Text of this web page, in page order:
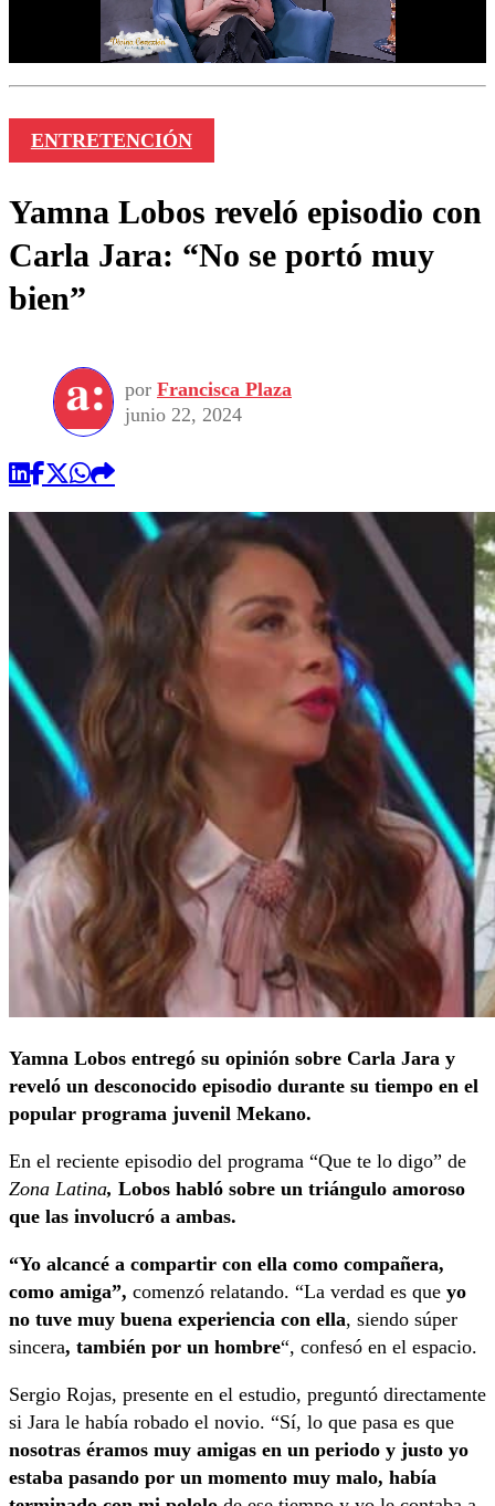
ENTRETENCIÓN
Yamna Lobos reveló episodio con
Carla Jara: “No se portó muy
bien”
por Francisca Plaza
junio 22, 2024
Yamna Lobos entregó su opinión sobre Carla Jara y
reveló un desconocido episodio durante su tiempo en el
popular programa juvenil Mekano.
En el reciente episodio del programa “Que te lo digo” de
Zona Latina, Lobos habló sobre un triángulo amoroso
que las involucró a ambas.
“Yo alcancé a compartir con ella como compañera,
como amiga”, comenzó relatando. “La verdad es que yo
no tuve muy buena experiencia con ella, siendo súper
sincera, también por un hombre“, confesó en el espacio.
Sergio Rojas, presente en el estudio, preguntó directamente
si Jara le había robado el novio. “Sí, lo que pasa es que
nosotras éramos muy amigas en un periodo y justo yo
estaba pasando por un momento muy malo, había